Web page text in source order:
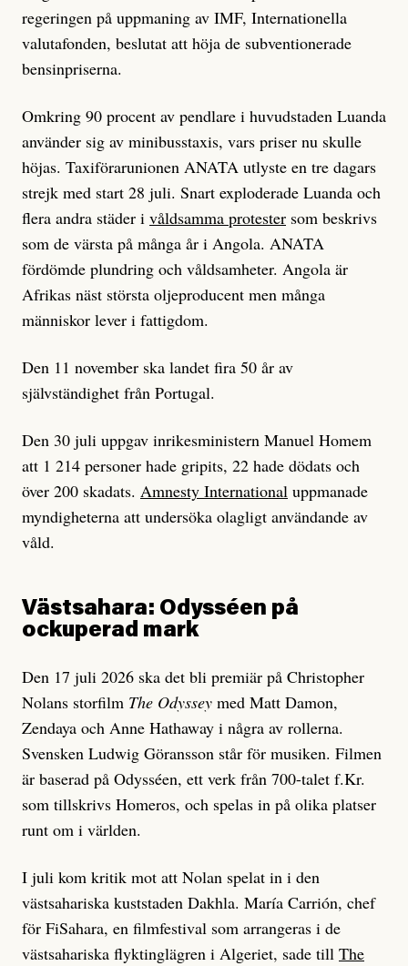
regeringen på uppmaning av IMF, Internationella
valutafonden, beslutat att höja de subventionerade
bensinpriserna.
Omkring 90 procent av pendlare i huvudstaden Luanda
använder sig av minibusstaxis, vars priser nu skulle
höjas. Taxiförarunionen ANATA utlyste en tre dagars
strejk med start 28 juli. Snart exploderade Luanda och
flera andra städer i våldsamma protester som beskrivs
som de värsta på många år i Angola. ANATA
fördömde plundring och våldsamheter. Angola är
Afrikas näst största oljeproducent men många
människor lever i fattigdom.
Den 11 november ska landet fira 50 år av
självständighet från Portugal.
Den 30 juli uppgav inrikesministern Manuel Homem
att 1 214 personer hade gripits, 22 hade dödats och
över 200 skadats. Amnesty International uppmanade
myndigheterna att undersöka olagligt användande av
våld.
Västsahara: Odysséen på
ockuperad mark
Den 17 juli 2026 ska det bli premiär på Christopher
Nolans storfilm The Odyssey med Matt Damon,
Zendaya och Anne Hathaway i några av rollerna.
Svensken Ludwig Göransson står för musiken. Filmen
är baserad på Odysséen, ett verk från 700-talet f.Kr.
som tillskrivs Homeros, och spelas in på olika platser
runt om i världen.
I juli kom kritik mot att Nolan spelat in i den
västsahariska kuststaden Dakhla. María Carrión, chef
för FiSahara, en filmfestival som arrangeras i de
västsahariska flyktinglägren i Algeriet, sade till The